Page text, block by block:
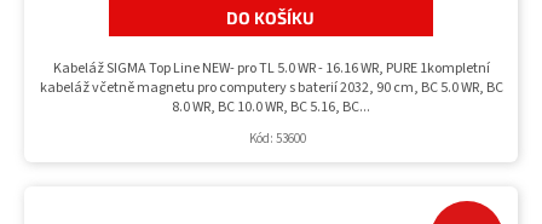
DO KOŠÍKU
Kabeláž SIGMA Top Line NEW- pro TL 5.0 WR - 16.16 WR, PURE 1kompletní
kabeláž včetně magnetu pro computery s baterií 2032, 90 cm, BC 5.0 WR, BC
8.0 WR, BC 10.0 WR, BC 5.16, BC...
Kód: 53600